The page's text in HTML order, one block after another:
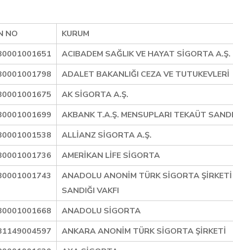
NO
KURUM
ACIBADEM SAĞLIK VE HAYAT SİGORTA A.Ş.
ADALET BAKANLIĞI CEZA VE TUTUKEVLERİ
AK SİGORTA A.Ş.
AKBANK T.A.Ş. MENSUPLARI TEKAÜT
ALLİANZ SİGORTA A.Ş.
AMERİKAN LİFE SİGORTA
ANADOLU ANONİM TÜRK SİGORTA ŞİRKETİ
SANDIĞI VAKFI
ANADOLU SİGORTA
ANKARA ANONİM TÜRK SİGORTA ŞİRKETİ